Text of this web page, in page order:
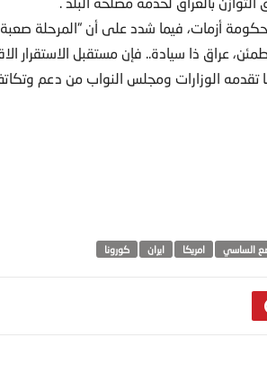
أزمات، فيما شدد على أن “المرحلة صعبة
عراق ذا سيادة.. فإن مستقبل الاستقرار
الوزارات ومجلس النواب من دعم
الساسي امريكا‬ ايران كورونا